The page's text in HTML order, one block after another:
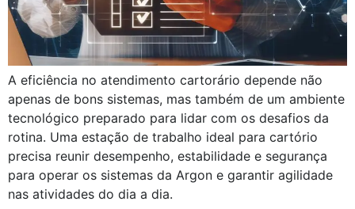
A eficiência no atendimento cartorário depende não
apenas de bons sistemas, mas também de um ambiente
tecnológico preparado para lidar com os desafios da
rotina. Uma estação de trabalho ideal para cartório
precisa reunir desempenho, estabilidade e segurança
para operar os sistemas da Argon e garantir agilidade
nas atividades do dia a dia.